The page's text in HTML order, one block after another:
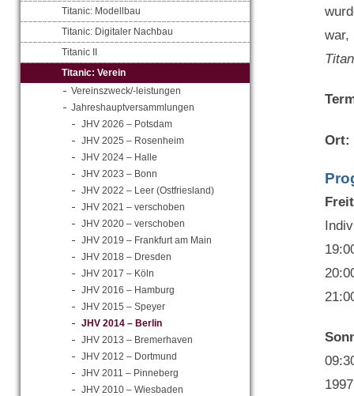
Titanic: Modellbau
Titanic: Digitaler Nachbau
Titanic II
Titanic: Verein
Vereinszweck/-leistungen
Jahreshauptversammlungen
JHV 2026 – Potsdam
JHV 2025 – Rosenheim
JHV 2024 – Halle
JHV 2023 – Bonn
JHV 2022 – Leer (Ostfriesland)
JHV 2021 – verschoben
JHV 2020 – verschoben
JHV 2019 – Frankfurt am Main
JHV 2018 – Dresden
JHV 2017 – Köln
JHV 2016 – Hamburg
JHV 2015 – Speyer
JHV 2014 – Berlin
JHV 2013 – Bremerhaven
JHV 2012 – Dortmund
JHV 2011 – Pinneberg
JHV 2010 – Wiesbaden
war,
Ort: